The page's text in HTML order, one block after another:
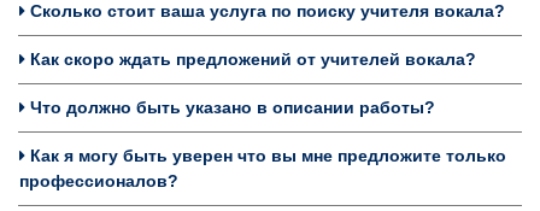
Сколько стоит ваша услуга по поиску учителя вокала?
Как скоро ждать предложений от учителей вокала?
Что должно быть указано в описании работы?
Как я могу быть уверен что вы мне предложите только
профессионалов?